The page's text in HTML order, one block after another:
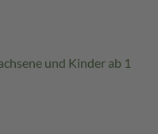
und Kinder ab 1